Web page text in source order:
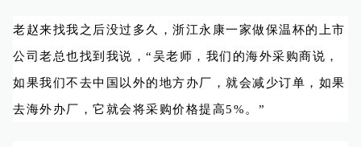
老赵来找我之后没过多久，浙江永康一家做保温杯的上市
公司老总也找到我说，“吴老师，我们的海外采购商说，
如果我们不去中国以外的地方办厂，就会减少订单，如果
去海外办厂，它就会将采购价格提高5%。”